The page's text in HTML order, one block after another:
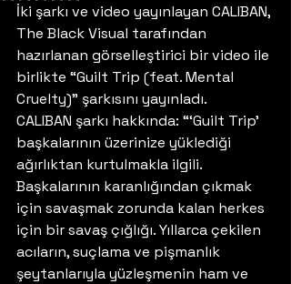
İki şarkı ve video yayınlayan CALIBAN,
The Black Visual tarafından
hazırlanan görselleştirici bir video ile
birlikte “Guilt Trip (feat. Mental
Cruelty)” şarkısını yayınladı.
CALIBAN şarkı hakkında: “‘Guilt Trip’
başkalarının üzerinize yüklediği
ağırlıktan kurtulmakla ilgili.
Başkalarının karanlığından çıkmak
için savaşmak zorunda kalan herkes
için bir savaş çığlığı. Yıllarca çekilen
acıların, suçlama ve pişmanlık
şeytanlarıyla yüzleşmenin ham ve